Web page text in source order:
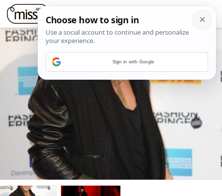
Sign in with Google